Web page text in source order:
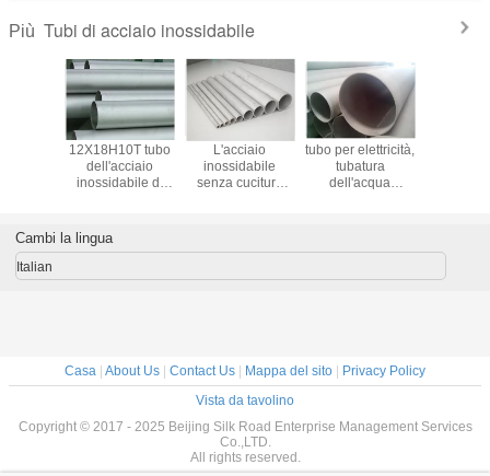
Più Tubi di acciaio inossidabile
2205
a
12X18H10T tubo
dell'acciaio
inossidabile di
senza cuciture per
L'acciaio
inossidabile
senza cuciture
6.00mm - Φ 610
tubo per elettricità,
tubatura
dell'acqua
inossidabile 304
Cambi la lingua
Italian
Casa | About Us | Contact Us | Mappa del sito | Privacy Policy
Vista da tavolino
Copyright © 2017 - 2025 Beijing Silk Road Enterprise Management Services
Co.,LTD.
All rights reserved.